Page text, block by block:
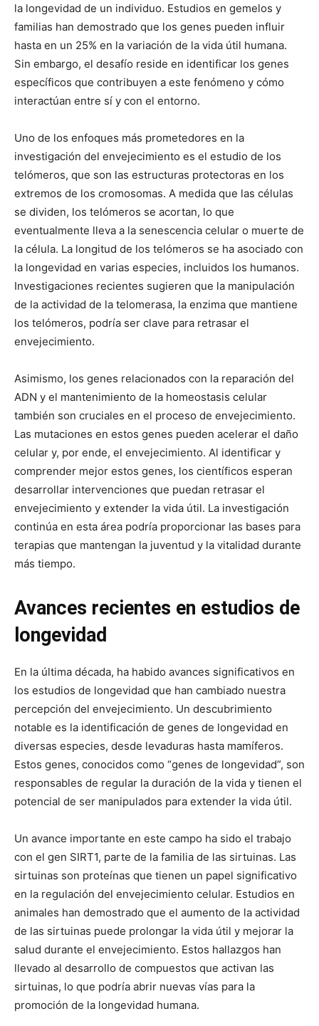
la longevidad de un individuo. Estudios en gemelos y
familias han demostrado que los genes pueden influir
hasta en un 25% en la variación de la vida útil humana.
Sin embargo, el desafío reside en identificar los genes
específicos que contribuyen a este fenómeno y cómo
interactúan entre sí y con el entorno.
Uno de los enfoques más prometedores en la
investigación del envejecimiento es el estudio de los
telómeros, que son las estructuras protectoras en los
extremos de los cromosomas. A medida que las células
se dividen, los telómeros se acortan, lo que
eventualmente lleva a la senescencia celular o muerte de
la célula. La longitud de los telómeros se ha asociado con
la longevidad en varias especies, incluidos los humanos.
Investigaciones recientes sugieren que la manipulación
de la actividad de la telomerasa, la enzima que mantiene
los telómeros, podría ser clave para retrasar el
envejecimiento.
Asimismo, los genes relacionados con la reparación del
ADN y el mantenimiento de la homeostasis celular
también son cruciales en el proceso de envejecimiento.
Las mutaciones en estos genes pueden acelerar el daño
celular y, por ende, el envejecimiento. Al identificar y
comprender mejor estos genes, los científicos esperan
desarrollar intervenciones que puedan retrasar el
envejecimiento y extender la vida útil. La investigación
continúa en esta área podría proporcionar las bases para
terapias que mantengan la juventud y la vitalidad durante
más tiempo.
Avances recientes en estudios de
longevidad
En la última década, ha habido avances significativos en
los estudios de longevidad que han cambiado nuestra
percepción del envejecimiento. Un descubrimiento
notable es la identificación de genes de longevidad en
diversas especies, desde levaduras hasta mamíferos.
Estos genes, conocidos como “genes de longevidad”, son
responsables de regular la duración de la vida y tienen el
potencial de ser manipulados para extender la vida útil.
Un avance importante en este campo ha sido el trabajo
con el gen SIRT1, parte de la familia de las sirtuinas. Las
sirtuinas son proteínas que tienen un papel significativo
en la regulación del envejecimiento celular. Estudios en
animales han demostrado que el aumento de la actividad
de las sirtuinas puede prolongar la vida útil y mejorar la
salud durante el envejecimiento. Estos hallazgos han
llevado al desarrollo de compuestos que activan las
sirtuinas, lo que podría abrir nuevas vías para la
promoción de la longevidad humana.